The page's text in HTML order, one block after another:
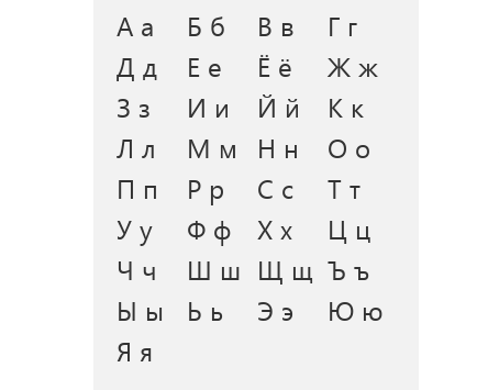
А а Б б В в
Г г
Д д
Е е Ё ё
Ж ж
З з
И и Й й
К к
Л л
М м Н н
О о
П п
Р р С с
Т т
У у
Ф ф Х х
Ц ц
Ч ч
Ш ш Щ щ Ъ ъ
Ы ы
Ь ь Э э
Ю ю
Я я